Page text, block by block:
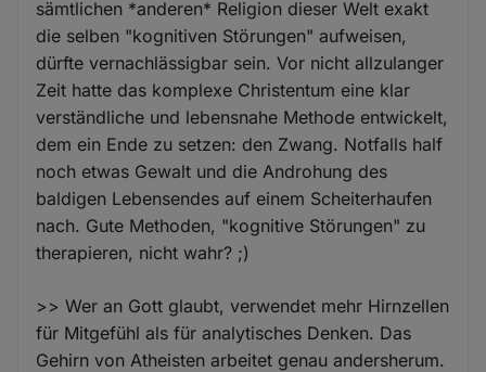
sämtlichen *anderen* Religion dieser Welt exakt
die selben "kognitiven Störungen" aufweisen,
dürfte vernachlässigbar sein. Vor nicht allzulanger
Zeit hatte das komplexe Christentum eine klar
verständliche und lebensnahe Methode entwickelt,
dem ein Ende zu setzen: den Zwang. Notfalls half
noch etwas Gewalt und die Androhung des
baldigen Lebensendes auf einem Scheiterhaufen
nach. Gute Methoden, "kognitive Störungen" zu
therapieren, nicht wahr? ;)
>> Wer an Gott glaubt, verwendet mehr Hirnzellen
für Mitgefühl als für analytisches Denken. Das
Gehirn von Atheisten arbeitet genau andersherum.